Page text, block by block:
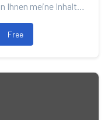
Wilkommen auf meiner Seite. Wenn Ihnen meine Inhalte gefallen, unterstützen Sie sie mit Ihrer Spende...
Free